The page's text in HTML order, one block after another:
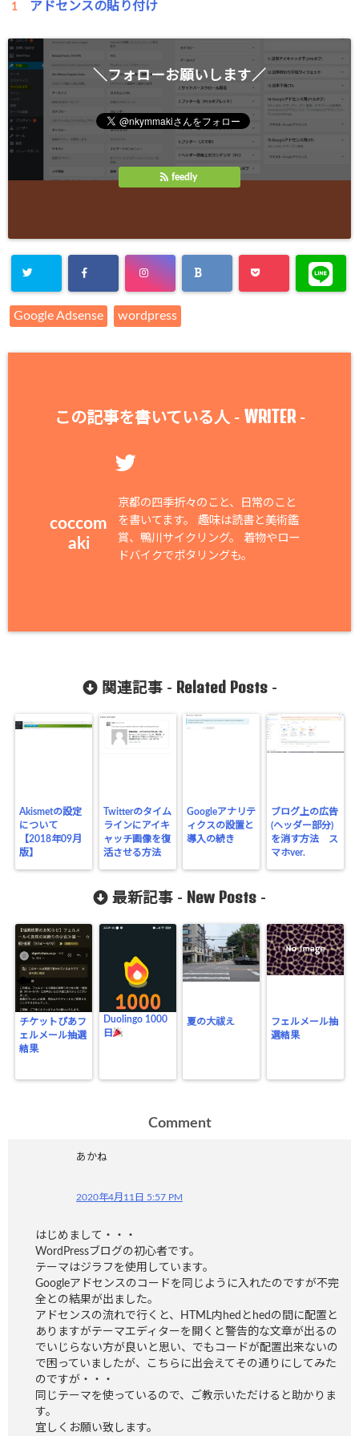
アドセンスの貼り付け
＼フォローお願いします／
feedly
Google Adsense wordpress
この記事を書いている人 - WRITER-
coccom
aki
京都の四季折々のこと、日常のこと
を書いてます。 趣味は読書と美術鑑
賞、鴨川サイクリング。 着物やロー
ドバイクでポタリングも。
関連記事 - Related Posts-
Akismetの設定
について
【2018年09月
版】
Twitterのタイム
ラインにアイキ
ャッチ画像を復
活させる方法
Googleアナリテ
ィクスの設置と
導入の続き
ブログ上の広告
(ヘッダー部分)
を消す方法 ス
マホver.
最新記事 - New Posts -
チケットぴあフ
ェルメール抽選
結果
Duolingo 1000
日
夏の大祓え
フェルメール抽
選結果
Comment
あかね
2020年4月11日 5:57 PM
はじめまして・・・
WordPressブログの初心者です。
テーマはジラフを使用しています。
Googleアドセンスのコードを同じように入れたのですが不完
全との結果が出ました。
アドセンスの流れで行くと、HTML内hedとhedの間に配置と
ありますがテーマエディターを開くと警告的な文章が出るの
でいじらない方が良いと思い、でもコードが配置出来ないの
で困っていましたが、こちらに出会えてその通りにしてみた
のですが・・・
同じテーマを使っているので、ご教示いただけると助かりま
す。
宜しくお願い致します。